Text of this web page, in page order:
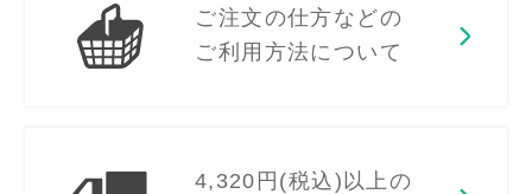
ご注文の仕方などの
ご利用方法について
4,320円(税込)以上の